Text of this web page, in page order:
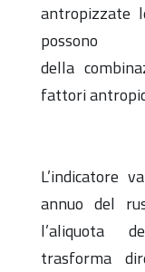
antropizzate
possono
della
fattori
L’indicatore
annuo del
l’aliquota
trasforma